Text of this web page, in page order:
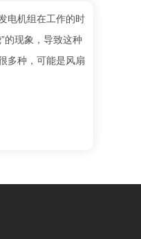
电机组在工作的时
的现象，导致这种
多种，可能是风扇